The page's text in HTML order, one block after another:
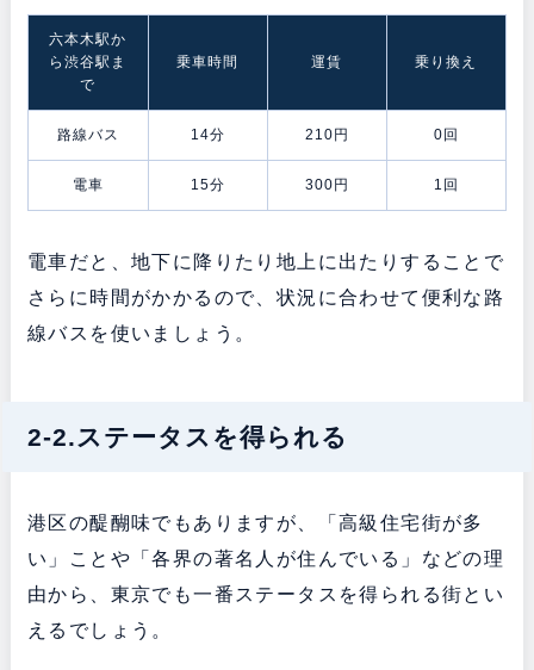
六本木駅か
ら渋谷駅ま
で
乗車時間 運賃 乗り換え
路線バス 14分 210円 0回
電車 15分 300円 1回
電車だと、地下に降りたり地上に出たりすることで
さらに時間がかかるので、状況に合わせて便利な路
線バスを使いましょう。
2-2.ステータスを得られる
港区の醍醐味でもありますが、「高級住宅街が多
い」ことや「各界の著名人が住んでいる」などの理
由から、東京でも一番ステータスを得られる街とい
えるでしょう。